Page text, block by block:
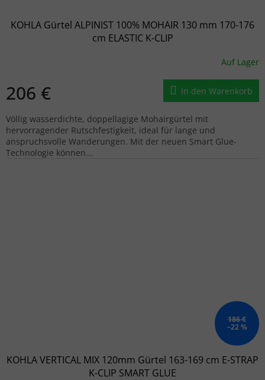
KOHLA Gürtel ALPINIST 100% MOHAIR 130 mm 170-176
cm ELASTIC K-CLIP
Auf Lager
206 € In den Warenkorb
Völlig wasserdichte, doppellagige Mohairgürtel mit
hervorragender Rutschfestigkeit, ideal für lange und
anspruchsvolle Wanderungen. Mit der neuen Smart Glue-
Technologie können...
186 €
–22 %
KOHLA VERTICAL MIX 120mm Gürtel 163-169 cm E-STRAP
K-CLIP SMART GLUE